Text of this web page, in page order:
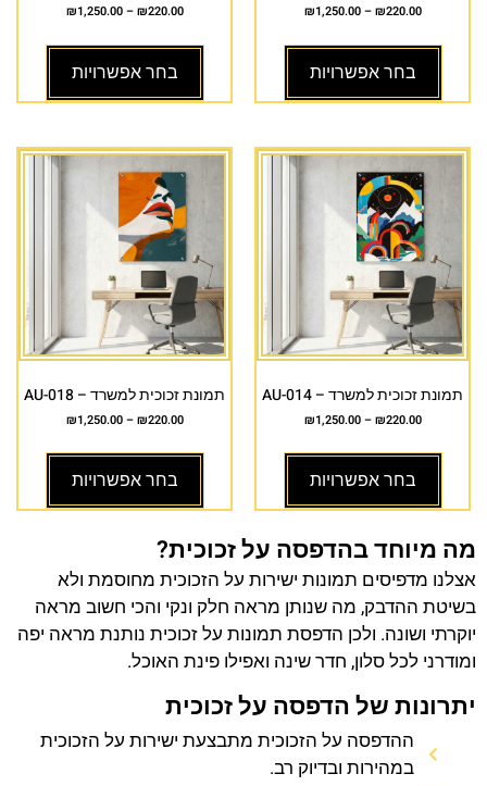
₪220.00
–
₪1,250.00
בחר אפשרויות
₪220.00
–
₪1,250.00
בחר אפשרויות
תמונת זכוכית למשרד – AU-014
₪220.00
–
₪1,250.00
בחר אפשרויות
תמונת זכוכית למשרד – AU-018
₪220.00
–
₪1,250.00
בחר אפשרויות
מה מיוחד בהדפסה על זכוכית?
אצלנו מדפיסים תמונות ישירות על הזכוכית מחוסמת ולא
בשיטת ההדבק, מה שנותן מראה חלק ונקי והכי חשוב מראה
יוקרתי ושונה. ולכן הדפסת תמונות על זכוכית נותנת מראה יפה
ומודרני לכל סלון, חדר שינה ואפילו פינת האוכל.
יתרונות של הדפסה על זכוכית
ההדפסה על הזכוכית מתבצעת ישירות על הזכוכית
במהירות ובדיוק רב.